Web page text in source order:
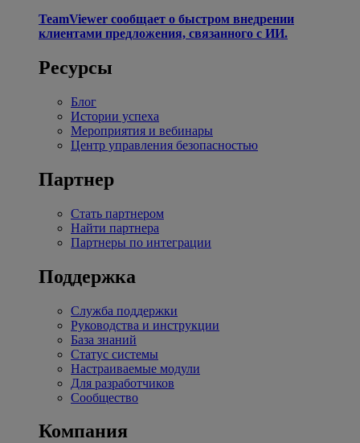
TeamViewer сообщает о быстром внедрении
клиентами предложения, связанного с ИИ.
Ресурсы
Блог
Истории успеха
Мероприятия и вебинары
Центр управления безопасностью
Партнер
Стать партнером
Найти партнера
Партнеры по интеграции
Поддержка
Служба поддержки
Руководства и инструкции
База знаний
Статус системы
Настраиваемые модули
Для разработчиков
Сообщество
Компания